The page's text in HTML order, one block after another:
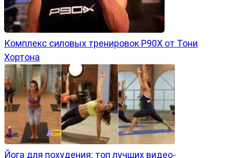
Комплекс силовых тренировок P90X от Тони
Хортона
Йога для похудения: топ лучших видео-